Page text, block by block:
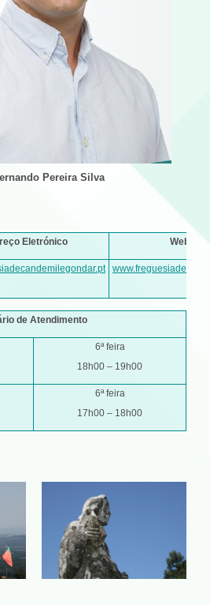
Pereira Silva
Eletrónico Web
de Atendimento
6ª feira
18h00 – 19h00
6ª feira
17h00 – 18h00